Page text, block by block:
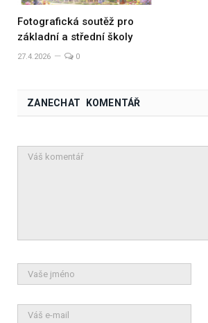
Fotografická soutěž pro
základní a střední školy
27.4.2026 0
ZANECHAT KOMENTÁŘ